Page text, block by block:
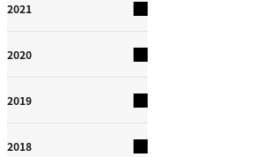
2021
2020
2019
2018